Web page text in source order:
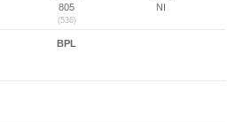
805
(536)
NI
BPL